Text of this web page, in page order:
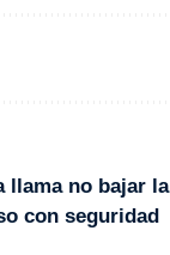
llama no bajar la
con seguridad